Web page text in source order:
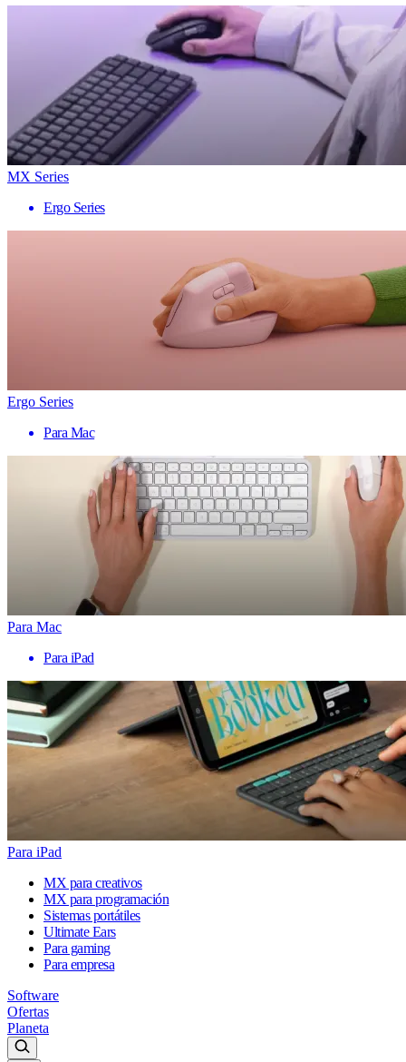
MX Series
Ergo Series
Ergo Series
Para Mac
Para Mac
Para iPad
Para iPad
MX para creativos
MX para programación
Sistemas portátiles
Ultimate Ears
Para gaming
Para empresa
Software
Ofertas
Planeta